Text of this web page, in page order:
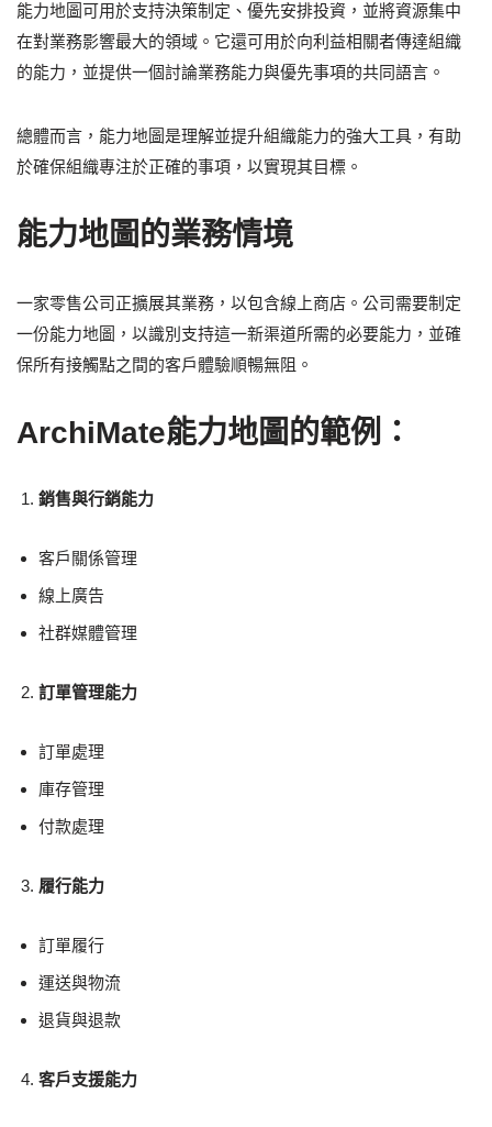
能力地圖可用於支持決策制定、優先安排投資，並將資源集中
在對業務影響最大的領域。它還可用於向利益相關者傳達組織
的能力，並提供一個討論業務能力與優先事項的共同語言。
總體而言，能力地圖是理解並提升組織能力的強大工具，有助
於確保組織專注於正確的事項，以實現其目標。
能力地圖的業務情境
一家零售公司正擴展其業務，以包含線上商店。公司需要制定
一份能力地圖，以識別支持這一新渠道所需的必要能力，並確
保所有接觸點之間的客戶體驗順暢無阻。
ArchiMate能力地圖的範例：
銷售與行銷能力
客戶關係管理
線上廣告
社群媒體管理
訂單管理能力
訂單處理
庫存管理
付款處理
履行能力
訂單履行
運送與物流
退貨與退款
客戶支援能力